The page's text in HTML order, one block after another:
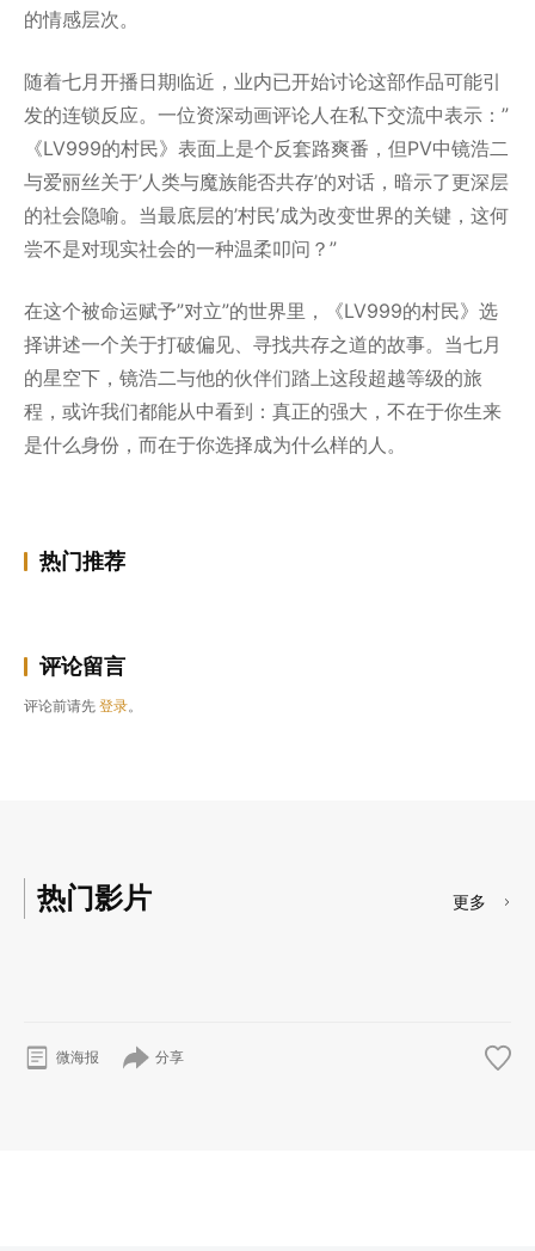
的情感层次。
随着七月开播日期临近，业内已开始讨论这部作品可能引
发的连锁反应。一位资深动画评论人在私下交流中表示：”
《LV999的村民》表面上是个反套路爽番，但PV中镜浩二
与爱丽丝关于’人类与魔族能否共存’的对话，暗示了更深层
的社会隐喻。当最底层的’村民’成为改变世界的关键，这何
尝不是对现实社会的一种温柔叩问？”
在这个被命运赋予”对立”的世界里，《LV999的村民》选
择讲述一个关于打破偏见、寻找共存之道的故事。当七月
的星空下，镜浩二与他的伙伴们踏上这段超越等级的旅
程，或许我们都能从中看到：真正的强大，不在于你生来
是什么身份，而在于你选择成为什么样的人。
热门推荐
评论留言
评论前请先 登录。
热门影片 更多
微海报 分享